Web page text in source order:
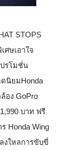
STOPS
ศษเอาใจ
ปรโมชั่น
ดนิยมHonda
อง GoPro
,990 บาท ฟรี
ร Honda Wing
งใหลการขับขี่